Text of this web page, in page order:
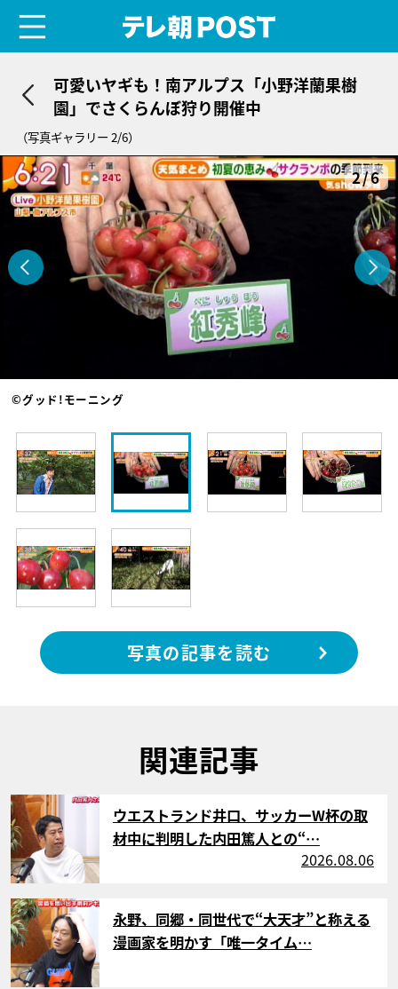
可愛いヤギも！南アルプス「小野洋蘭果樹
園」でさくらんぼ狩り開催中
（写真ギャラリー 2/6）
2/6
©グッド!モーニング
写真の記事を読む
関連記事
サムネイル
ウエストランド井口、サッカーW杯の取
材中に判明した内田篤人との“…
2026.08.06
サムネイル
永野、同郷・同世代で“大天才”と称える
漫画家を明かす「唯一タイム…